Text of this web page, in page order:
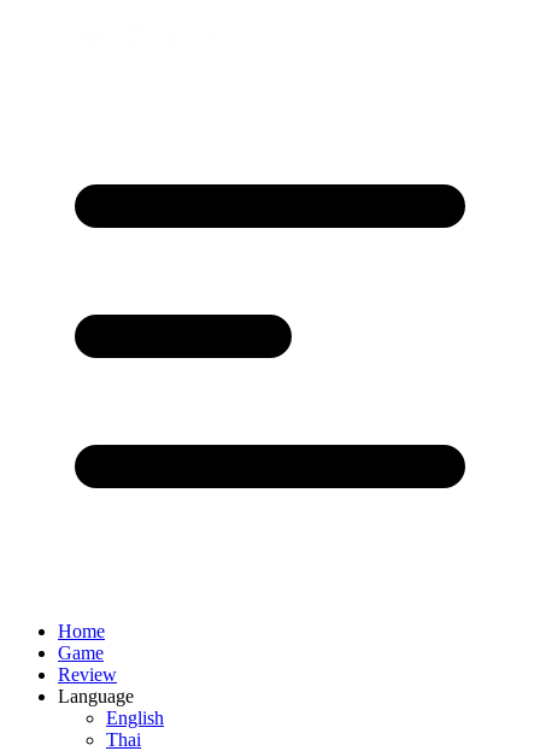
Home
Game
Review
Language
English
Thai